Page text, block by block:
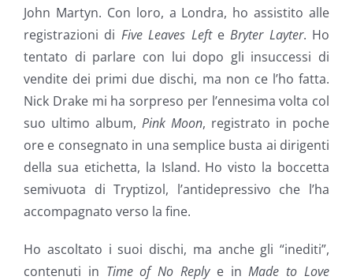
John Martyn. Con loro, a Londra, ho assistito alle
registrazioni di Five Leaves LefteBryter Layter. Ho
tentato di parlare con lui dopo gli insuccessi di
vendite dei primi due dischi, ma non ce l’ho fatta.
Nick Drake mi ha sorpreso per l’ennesima volta col
suo ultimo album, Pink Moon, registrato in poche
ore e consegnato in una semplice busta ai dirigenti
della sua etichetta, la Island. Ho visto la boccetta
semivuota di Tryptizol, l’antidepressivo che l’ha
accompagnato verso la fine.
Ho ascoltato i suoi dischi, ma anche gli “inediti”,
contenuti in Time of No Replye inMade to Love